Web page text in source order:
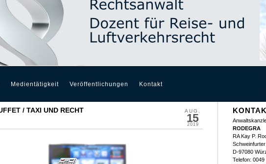
Medientätigkeit Veröffentlichungen Kontakt
AUG.
15
2019
/ TAXI UND RECHT
RODEGRA
RA Kay P.
D-97080
Telefon: